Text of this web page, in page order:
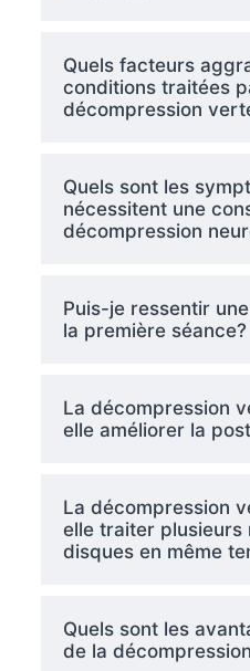
Quels facteurs
conditions traitées
décompression
Quels sont les
nécessitent une
décompression
Puis-je ressentir
la première séance?
La décompression
elle améliorer la
La décompression
elle traiter plusieurs
disques en même
Quels sont les
de la